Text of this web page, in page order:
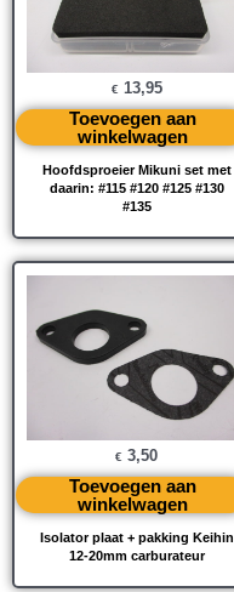
Hoofdsproeier Mikuni set met
daarin: #115 #120 #125 #130
#135
€ 13,95
Toevoegen aan
winkelwagen
Isolator plaat + pakking Keihin
12-20mm carburateur
€ 3,50
Toevoegen aan
winkelwagen